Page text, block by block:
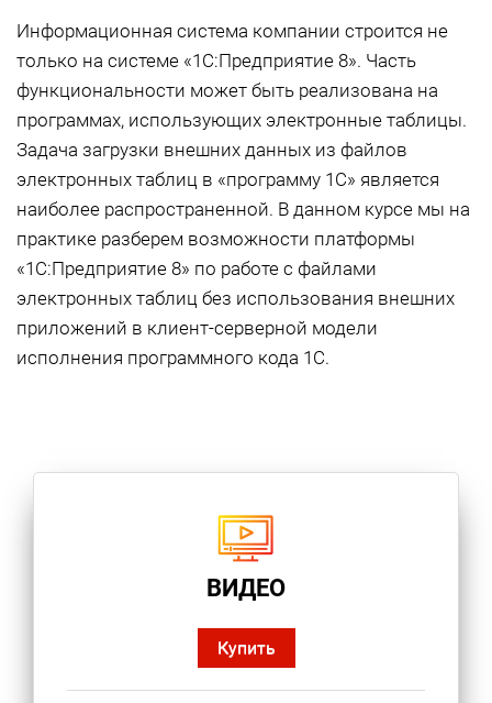
Информационная система компании строится не
только на системе «1С:Предприятие 8». Часть
функциональности может быть реализована на
программах, использующих электронные таблицы.
Задача загрузки внешних данных из файлов
электронных таблиц в «программу 1С» является
наиболее распространенной. В данном курсе мы на
практике разберем возможности платформы
«1С:Предприятие 8» по работе с файлами
электронных таблиц без использования внешних
приложений в клиент-серверной модели
исполнения программного кода 1С.
ВИДЕО
Купить